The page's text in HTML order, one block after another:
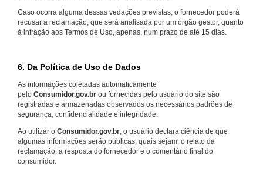
Caso ocorra alguma dessas vedações previstas, o fornecedor poderá
recusar a reclamação, que será analisada por um órgão gestor, quanto
à infração aos Termos de Uso, apenas, num prazo de até 15 dias.
6. Da Política de Uso de Dados
As informações coletadas automaticamente
pelo Consumidor.gov.br ou fornecidas pelo usuário do site são
registradas e armazenadas observados os necessários padrões de
segurança, confidencialidade e integridade.
Ao utilizar o Consumidor.gov.br , o usuário declara ciência de que
algumas informações serão públicas, quais sejam: o relato da
reclamação, a resposta do fornecedor e o comentário final do
consumidor.